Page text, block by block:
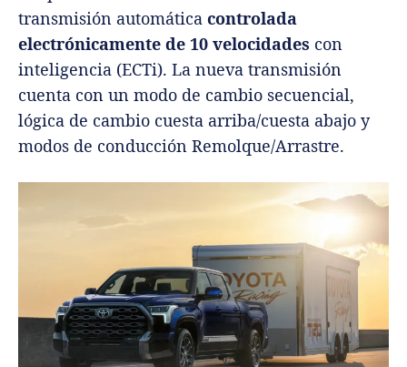
transmisión automática controlada
electrónicamente de 10 velocidades con
inteligencia (ECTi). La nueva transmisión
cuenta con un modo de cambio secuencial,
lógica de cambio cuesta arriba/cuesta abajo y
modos de conducción Remolque/Arrastre.